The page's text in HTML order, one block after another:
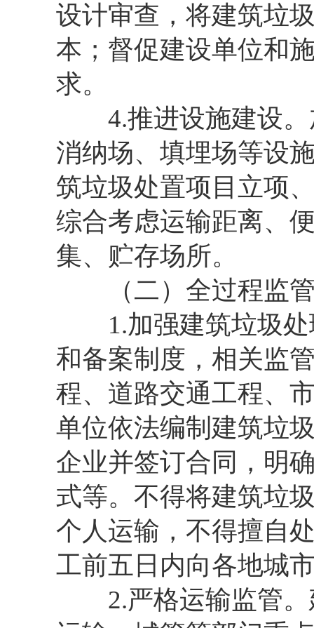
设计审查，将建筑垃
本；督促建设单位和
求。
4.推进设施建设。
消纳场、填埋场等设
筑垃圾处置项目立项
综合考虑运输距离、
集、贮存场所。
（二）全过程监
1.加强建筑垃圾处
和备案制度，相关监
程、道路交通工程、
单位依法编制建筑垃
企业并签订合同，明
式等。不得将建筑垃
个人运输，不得擅自
工前五日内向各地城
2.严格运输监管。